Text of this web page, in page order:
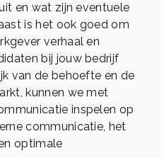
en wat zijn eventuele
is het ook goed om
verhaal en
bij jouw bedrijf
van de behoefte en de
kunnen we met
inspelen op
communicatie, het
optimale